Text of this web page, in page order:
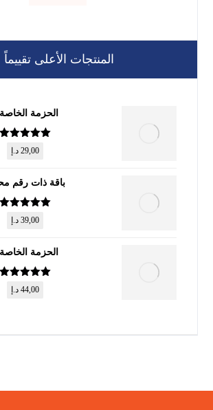
المنتجات الأعلى تقييماً
الحزمة الخاصة ٣
تم التقييم
من 5
29,00 د.إ
باقة ذات رقم
تم التقييم
من 5
39,00 د.إ
الحزمة الخاصة ٢
تم التقييم
من 5
44,00 د.إ